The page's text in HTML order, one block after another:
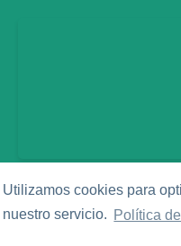
Utilizamos cookies para
nuestro servicio. Política
Legal